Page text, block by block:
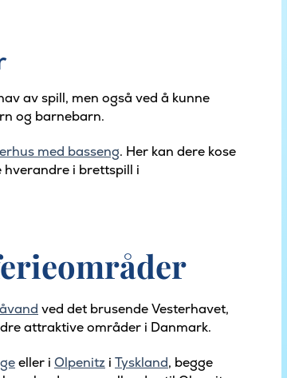
av spill, men også ved å kunne
og barnebarn.
med basseng. Her kan dere kose
hverandre i brettspill i
ved det brusende Vesterhavet,
attraktive områder i Danmark.
eller i Olpenitz i Tyskland, begge